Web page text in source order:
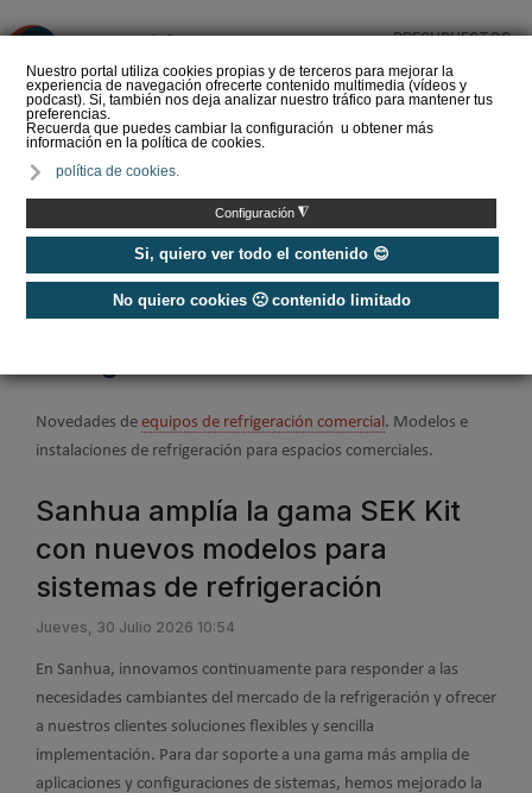
Nuestro portal utiliza cookies propias y de terceros para mejorar la
experiencia de navegación ofrecerte contenido multimedia (vídeos y
podcast). Si, también nos deja analizar nuestro tráfico para mantener tus
preferencias.
Recuerda que puedes cambiar la configuración u obtener más
información en la política de cookies.
política de cookies.
Configuración ◮
Si, quiero ver todo el contenido 😊
No quiero cookies 🙁 contenido limitado
PRESUPUESTOS
rendimiento energético
Refrigeración / Refrigeración Comercial
Novedades de equipos de refrigeración comercial . Modelos e
instalaciones de refrigeración para espacios comerciales.
Sanhua amplía la gama SEK Kit
con nuevos modelos para
sistemas de refrigeración
Jueves, 30 Julio 2026 10:54
En Sanhua, innovamos continuamente para responder a las
necesidades cambiantes del mercado de la refrigeración y ofrecer
a nuestros clientes soluciones flexibles y sencilla
implementación. Para dar soporte a una gama más amplia de
aplicaciones y configuraciones de sistemas, hemos mejorado la